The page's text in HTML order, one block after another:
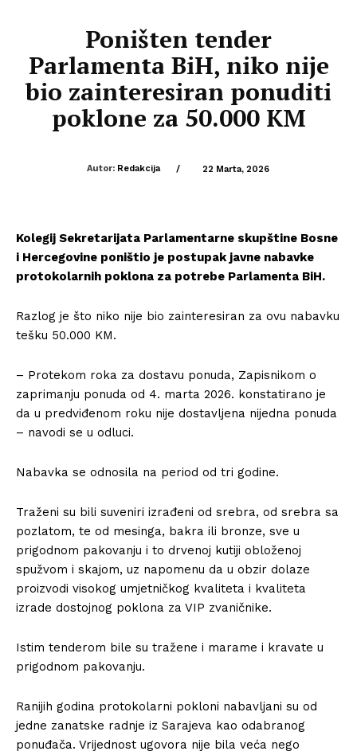
Poništen tender
Parlamenta BiH, niko nije
bio zainteresiran ponuditi
poklone za 50.000 KM
Autor: Redakcija / 22 Marta, 2026
Kolegij Sekretarijata Parlamentarne skupštine Bosne
i Hercegovine poništio je postupak javne nabavke
protokolarnih poklona za potrebe Parlamenta BiH.
Razlog je što niko nije bio zainteresiran za ovu nabavku
tešku 50.000 KM.
– Protekom roka za dostavu ponuda, Zapisnikom o
zaprimanju ponuda od 4. marta 2026. konstatirano je
da u predviđenom roku nije dostavljena nijedna ponuda
– navodi se u odluci.
Nabavka se odnosila na period od tri godine.
Traženi su bili suveniri izrađeni od srebra, od srebra sa
pozlatom, te od mesinga, bakra ili bronze, sve u
prigodnom pakovanju i to drvenoj kutiji obloženoj
spužvom i skajom, uz napomenu da u obzir dolaze
proizvodi visokog umjetničkog kvaliteta i kvaliteta
izrade dostojnog poklona za VIP zvaničnike.
Istim tenderom bile su tražene i marame i kravate u
prigodnom pakovanju.
Ranijih godina protokolarni pokloni nabavljani su od
jedne zanatske radnje iz Sarajeva kao odabranog
ponuđača. Vrijednost ugovora nije bila veća nego